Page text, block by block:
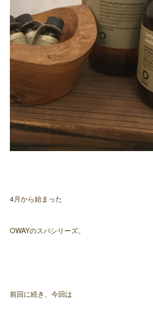
4月から始まった
OWAYのスパシリーズ。
前回に続き、今回は